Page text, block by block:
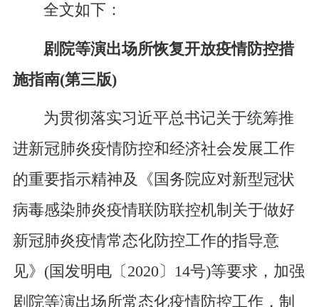
全文如下：
剧院等演出场所恢复开放疫情防控措
施指南(第三版)
为贯彻落实习近平总书记关于统筹推
进新冠肺炎疫情防控和经济社会发展工作
的重要指示精神及《国务院应对新型冠状
病毒感染肺炎疫情联防联控机制关于做好
新冠肺炎疫情常态化防控工作的指导意
见》(国发明电〔2020〕14号)等要求，加强
剧院等演出场所常态化疫情防控工作，制